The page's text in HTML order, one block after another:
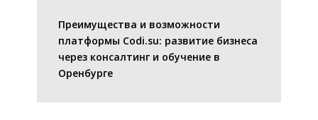
Преимущества и возможности
платформы Codi.su: развитие бизнеса
через консалтинг и обучение в
Оренбурге